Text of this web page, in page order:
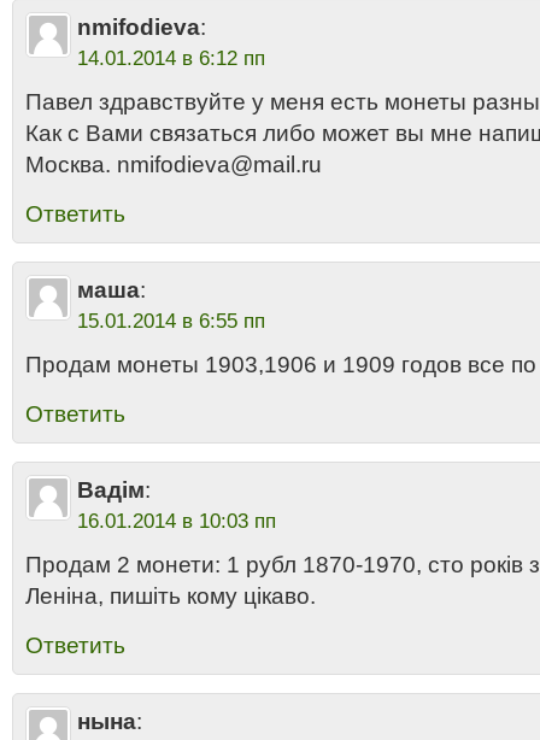
nmifodieva:
14.01.2014 в 6:12 пп
Павел здравствуйте у меня есть монеты
Как с Вами связаться либо может вы мне
Москва. nmifodieva@mail.ru
Ответить
маша:
15.01.2014 в 6:55 пп
Продам монеты 1903,1906 и 1909 годов все
Ответить
Вадім:
16.01.2014 в 10:03 пп
Продам 2 монети: 1 рубл 1870-1970, сто років
Леніна, пишіть кому цікаво.
Ответить
нына: